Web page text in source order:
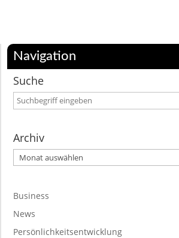
Navigation
Suche
Archiv
Archiv
Business
News
Persönlichkeitsentwicklung